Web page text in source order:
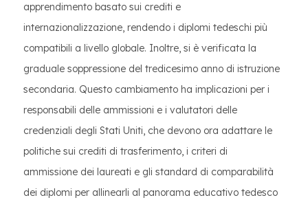
apprendimento basato sui crediti e
internazionalizzazione, rendendo i diplomi tedeschi più
compatibili a livello globale. Inoltre, si è verificata la
graduale soppressione del tredicesimo anno di istruzione
secondaria. Questo cambiamento ha implicazioni per i
responsabili delle ammissioni e i valutatori delle
credenziali degli Stati Uniti, che devono ora adattare le
politiche sui crediti di trasferimento, i criteri di
ammissione dei laureati e gli standard di comparabilità
dei diplomi per allinearli al panorama educativo tedesco